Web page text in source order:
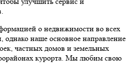
о недвижимости во всех
однако наше основное направление
частных домов и земельных
курорта. Мы любим свою